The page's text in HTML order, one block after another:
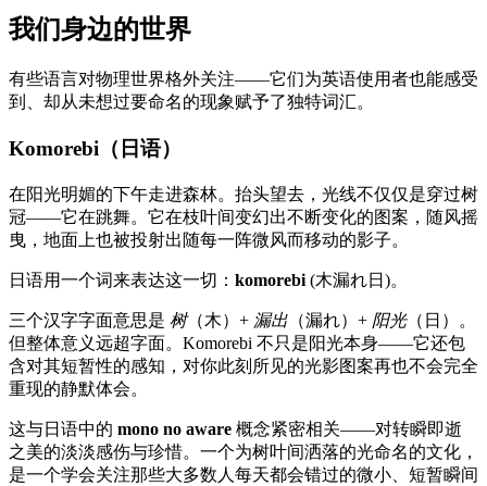
我们身边的世界
有些语言对物理世界格外关注——它们为英语使用者也能感受
到、却从未想过要命名的现象赋予了独特词汇。
Komorebi（日语）
在阳光明媚的下午走进森林。抬头望去，光线不仅仅是穿过树
冠——它在跳舞。它在枝叶间变幻出不断变化的图案，随风摇
曳，地面上也被投射出随每一阵微风而移动的影子。
日语用一个词来表达这一切： komorebi (木漏れ日)。
三个汉字字面意思是 树（木）+ 漏出 （漏れ）+ 阳光（日）。
但整体意义远超字面。Komorebi 不只是阳光本身——它还包
含对其短暂性的感知，对你此刻所见的光影图案再也不会完全
重现的静默体会。
这与日语中的 mono no aware 概念紧密相关——对转瞬即逝
之美的淡淡感伤与珍惜。一个为树叶间洒落的光命名的文化，
是一个学会关注那些大多数人每天都会错过的微小、短暂瞬间